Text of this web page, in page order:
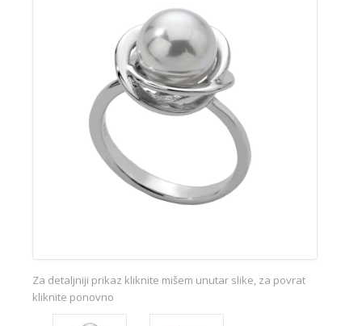
Za detaljniji prikaz kliknite mišem unutar slike, za povrat
kliknite ponovno